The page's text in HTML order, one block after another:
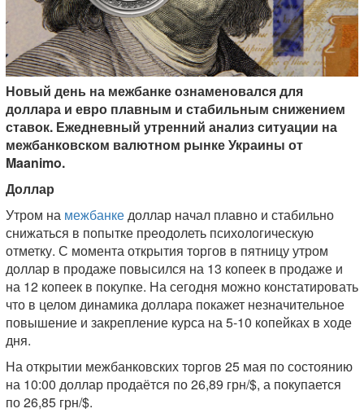
Новый день на межбанке ознаменовался для
доллара и евро плавным и стабильным снижением
ставок. Ежедневный утренний анализ ситуации на
межбанковском валютном рынке Украины от
Maanimo.
Доллар
Утром на межбанкедоллар начал плавно и стабильно
снижаться в попытке преодолеть психологическую
отметку. С момента открытия торгов в пятницу утром
доллар в продаже повысился на 13 копеек в продаже и
на 12 копеек в покупке. На сегодня можно констатировать
что в целом динамика доллара покажет незначительное
повышение и закрепление курса на 5-10 копейках в ходе
дня.
На открытии межбанковских торгов 25 мая по состоянию
на 10:00 доллар продаётся по 26,89 грн/$, а покупается
по 26,85 грн/$.